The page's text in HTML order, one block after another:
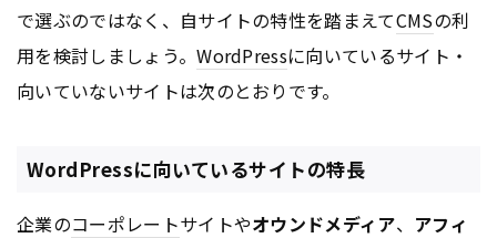
で選ぶのではなく、自サイトの特性を踏まえてCMSの利
用を検討しましょう。WordPressに向いているサイト・
向いていないサイトは次のとおりです。
WordPressに向いているサイトの特長
企業のコーポレートサイトやオウンドメディア、 アフィ